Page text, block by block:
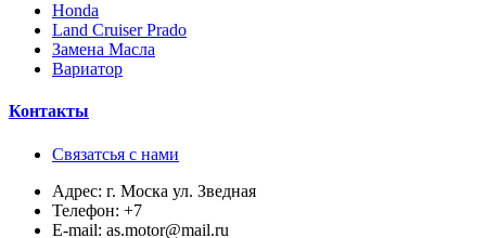
Honda
Land Cruiser Prado
Замена Масла
Вариатор
Контакты
Связатсья с нами
Адрес: г. Моска ул. Зведная
Телефон: +7
E-mail: as.motor@mail.ru